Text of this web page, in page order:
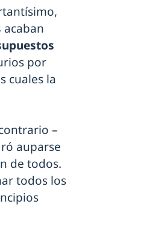
acaban
por
cuales la
–
auparse
de todos.
todos los